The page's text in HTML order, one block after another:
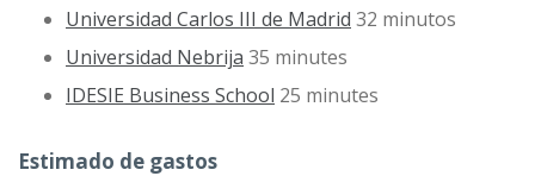
Universidad Carlos III de Madrid 32 minutos
Universidad Nebrija 35 minutes
IDESIE Business School 25 minutes
Estimado de gastos